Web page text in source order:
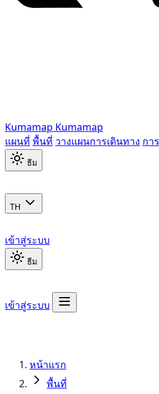
Kumamap Kumamap
แผนที่ พื้นที่ วางแผนการเดินทาง กา
ธีม
TH
เข้าสู่ระบบ
ธีม
เข้าสู่ระบบ
หน้าแรก
พื้นที่